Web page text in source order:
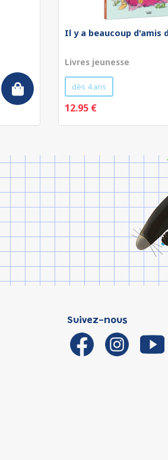
Il y a beaucoup d'amis
Livres jeunesse
dès 4 ans
12.95 €
Suivez-nous